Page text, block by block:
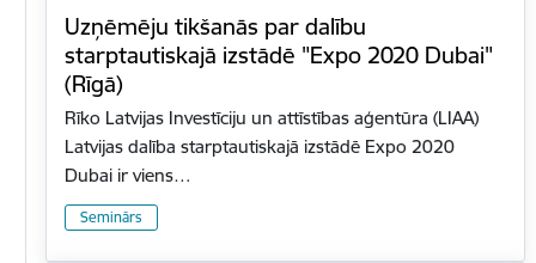
Uzņēmēju tikšanās par dalību
starptautiskajā izstādē "Expo 2020 Dubai"
(Rīgā)
Rīko Latvijas Investīciju un attīstības aģentūra (LIAA)
Latvijas dalība starptautiskajā izstādē Expo 2020
Dubai ir viens…
Seminārs